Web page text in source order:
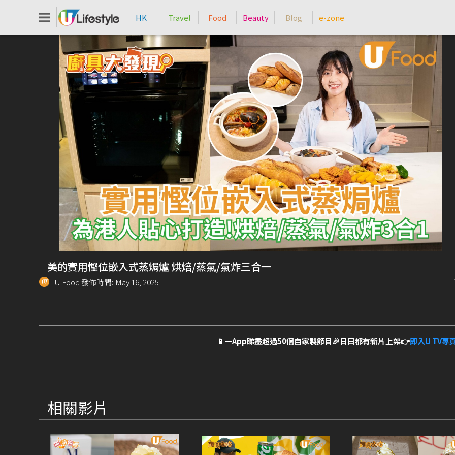
HK Travel Food Beauty Blog e-zone
美的實用慳位嵌入式蒸焗爐 烘焙/蒸氣/氣炸三合一
U Food 發佈時間: May 16, 2025
📱一App睇盡超過50個自家製節目🎉日日都有新片上架👉即入U TV專
相關影片